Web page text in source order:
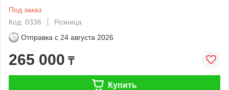
Под заказ
Код: 0336
Розница
Отправка с 24 августа 2026
265 000 ₸
Купить